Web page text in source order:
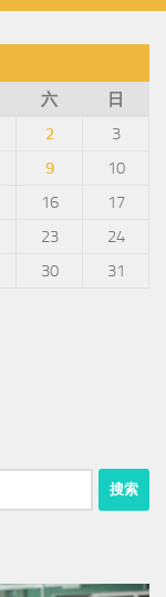
六
日
2
3
9
10
16
17
23
24
30
31